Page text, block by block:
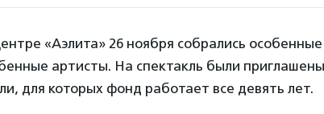
«Аэлита» 26 ноября собрались
артисты. На спектакль были
для которых фонд работает все девять лет.